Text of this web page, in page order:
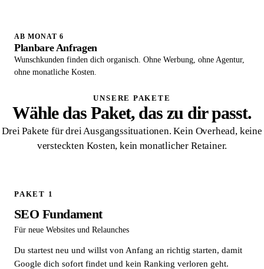
AB MONAT 6
Planbare Anfragen
Wunschkunden finden dich organisch. Ohne Werbung, ohne Agentur,
ohne monatliche Kosten.
UNSERE PAKETE
Wähle das Paket, das zu dir passt.
Drei Pakete für drei Ausgangssituationen. Kein Overhead, keine
versteckten Kosten, kein monatlicher Retainer.
PAKET 1
SEO Fundament
Für neue Websites und Relaunches
Du startest neu und willst von Anfang an richtig starten, damit
Google dich sofort findet und kein Ranking verloren geht.